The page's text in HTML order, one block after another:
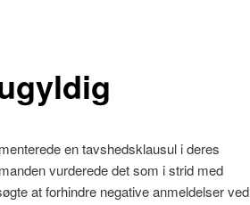
en tavshedsklausul i deres
vurderede det som i strid med
at forhindre negative anmeldelser ved